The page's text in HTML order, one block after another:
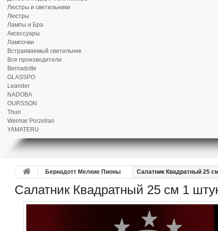
Люстры и светильники
Люстры
Лампы и Бра
Аксессуары
Лампочки
Встраиваемый светильник
Все производители
Bernadotte
GLASSPO
Leander
NADOBA
OURSSON
Thun
Weimar Porzellan
YAMATERU
Бернадотт Мелкие Пионы Салатник Квадратный 25
Салатник Квадратный 25 см 1